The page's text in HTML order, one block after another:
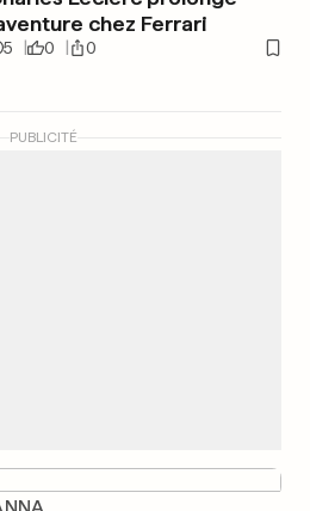
chez Ferrari
5 0 0
PUBLICITÉ